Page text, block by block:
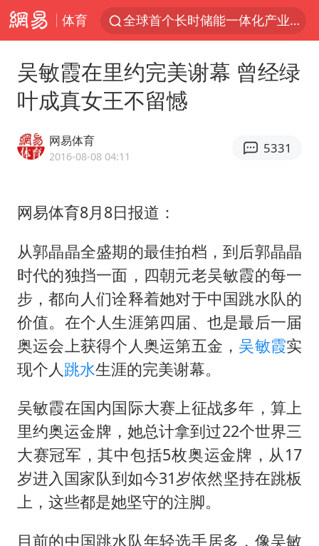
体育
“秋天的第一杯奶茶”6岁了
中国女篮70-67险胜尼日利亚女篮
胜宏科技：股票交易异常波动
U17国足点球大战淘汰河床晋级决赛
东航：国内客票提前14天免费退改
胡彦斌韩磊 谁帮谁
胡彦斌获《歌手2026》歌王
我国外贸延续良好增长态势
夯实基础开新局
吴敏霞在里约完美谢幕 曾经绿
叶成真女王不留憾
网易体育
2016-08-08 04:11
5331
网易体育8月8日报道：
从郭晶晶全盛期的最佳拍档，到后郭晶晶
时代的独挡一面，四朝元老吴敏霞的每一
步，都向人们诠释着她对于中国跳水队的
价值。在个人生涯第四届、也是最后一届
奥运会上获得个人奥运第五金， 吴敏霞实
现个人 跳水生涯的完美谢幕。
吴敏霞在国内国际大赛上征战多年，算上
里约奥运金牌，她总计拿到过22个世界三
大赛冠军，其中包括5枚奥运金牌，从17
岁进入国家队到如今31岁依然坚持在跳板
上，这些都是她坚守的注脚。
目前的中国跳水队年轻选手居多，像吴敏